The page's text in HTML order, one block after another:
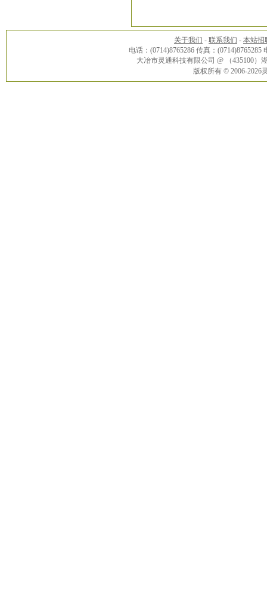
关于我们 - 联系我们 - 本站招
电话：(0714)8765286 传真：(0714)8765285
大冶市灵通科技有限公司 @ （435100
版权所有 © 2006-2026